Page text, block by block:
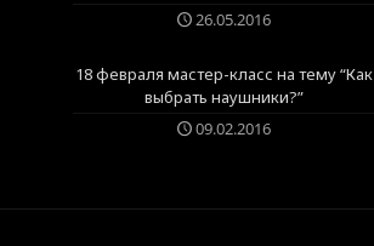
26.05.2016
18 февраля мастер-класс на тему “Как
выбрать наушники?”
09.02.2016